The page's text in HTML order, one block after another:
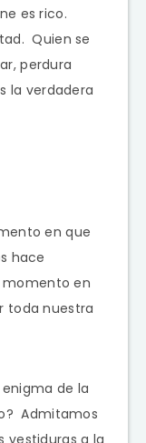
es rico.
Quien se
perdura
la verdadera
en que
hace
momento en
toda nuestra
de la
Admitamos
vestiduras a la